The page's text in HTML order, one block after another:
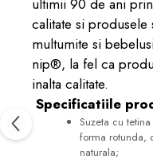
ultimii 90 de ani
calitate si produsele
multumite si
nip®, la fel ca
inalta calitate.
Specificatiile
Suzeta cu
forma rotunda,
naturala;